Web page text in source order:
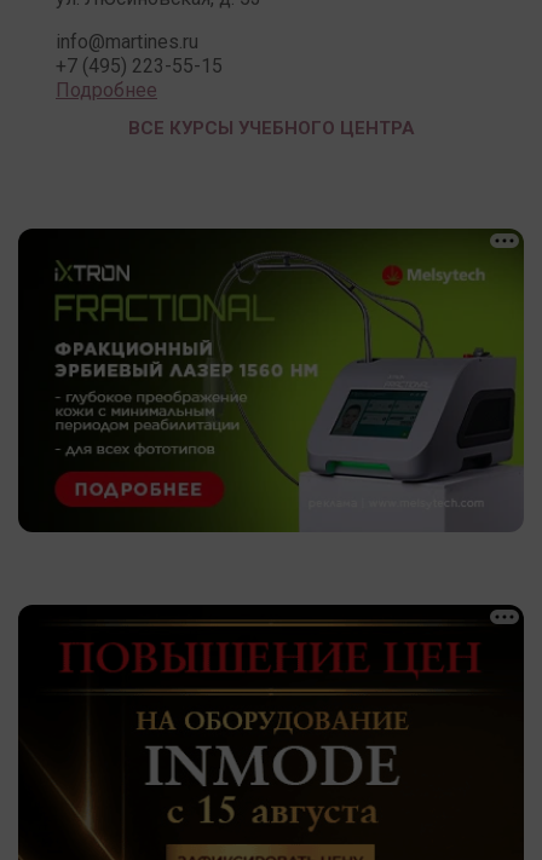
info@martines.ru
+7 (495) 223-55-15
Подробнее
ВСЕ КУРСЫ УЧЕБНОГО ЦЕНТРА